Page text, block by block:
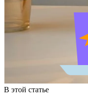
В этой статье